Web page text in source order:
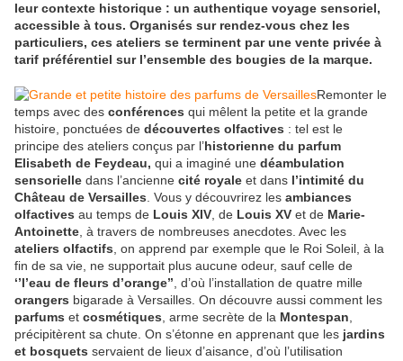
leur contexte historique : un authentique voyage sensoriel,
accessible à tous. Organisés sur rendez-vous chez les
particuliers, ces ateliers se terminent par une vente privée à
tarif préférentiel sur l’ensemble des bougies de la marque.
Remonter le
temps avec des conférences qui mêlent la petite et la grande
histoire, ponctuées de découvertes olfactives : tel est le
principe des ateliers conçus par l’historienne du parfum
Elisabeth de Feydeau, qui a imaginé une déambulation
sensorielle dans l’ancienne cité royale et dans l’intimité du
Château de Versailles . Vous y découvrirez les ambiances
olfactives au temps de Louis XIV , de Louis XV et de Marie-
Antoinette , à travers de nombreuses anecdotes. Avec les
ateliers olfactifs , on apprend par exemple que le Roi Soleil, à la
fin de sa vie, ne supportait plus aucune odeur, sauf celle de
‘’l’eau de fleurs d’orange’’ , d’où l’installation de quatre mille
orangers bigarade à Versailles. On découvre aussi comment les
parfums et cosmétiques , arme secrète de la Montespan
précipitèrent sa chute. On s’étonne en apprenant que les jardins
et bosquets servaient de lieux d’aisance, d’où l’utilisation